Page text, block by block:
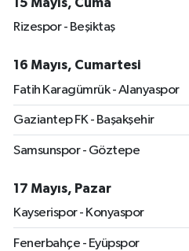
Rizespor - Beşiktaş
16 Mayıs, Cumartesi
Fatih Karagümrük - Alanyaspor
Gaziantep FK - Başakşehir
Samsunspor - Göztepe
17 Mayıs, Pazar
Kayserispor - Konyaspor
Fenerbahçe - Eyüpspor